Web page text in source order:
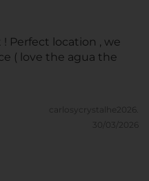
! Perfect location , we
( love the agua the
carlosycrystalhe2026.
30/03/2026